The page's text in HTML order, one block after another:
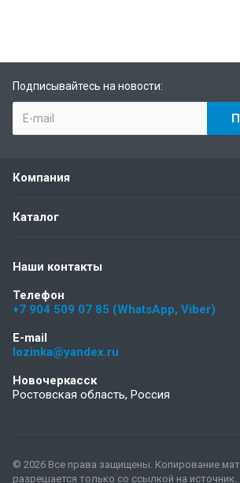
Подписывайтесь на новости:
Компания
Каталог
Наши контакты
Телефон
+7 904 509 07 85 (WhatsApp, Viber)
E-mail
lozinka@yandex.ru
Новочеркасск
Ростовская область, Россия
© 2026 Все права защищены. Копирование
разрешается только со ссылкой на источник.